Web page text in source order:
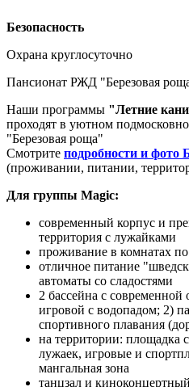
Безопасность
Охрана круглосуточно
Пансионат РЖД "Березовая
Наши программы "Летние
проходят в уютном
"Березовая роща"
Смотрите подробности и фото
(проживании, питании,
Для группы Magic:
современный корпус и
территория с лужайками
проживание в комнатах
отличное питание
автоматы со сладостями
2 бассейна с
игровой с водопадом; 2)
спортивного плавания
на территории: площадка
лужаек, игровые и
мангальная зона
танцзал и